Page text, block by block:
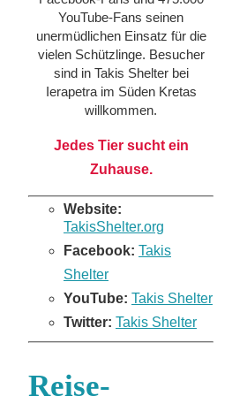
YouTube-Fans seinen
unermüdlichen Einsatz für die
vielen Schützlinge. Besucher
sind in Takis Shelter bei
Ierapetra im Süden Kretas
willkommen.
Jedes Tier sucht ein
Zuhause.
Website:
TakisShelter.org
Facebook: Takis
Shelter
YouTube: Takis Shelter
Twitter: Takis Shelter
Reise-